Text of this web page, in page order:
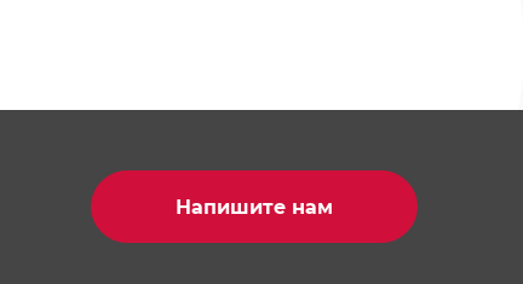
Напишите нам